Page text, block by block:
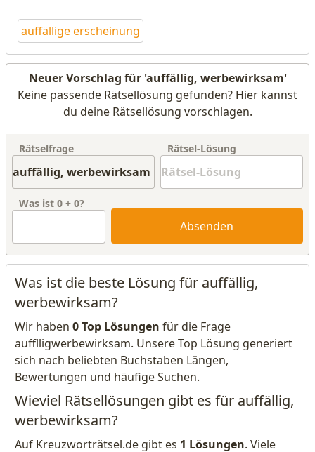
auffällige erscheinung
Neuer Vorschlag für 'auffällig, werbewirksam'
Keine passende Rätsellösung gefunden? Hier kannst
du deine Rätsellösung vorschlagen.
Rätselfrage Rätsel-Lösung
Was ist 0 + 0?
Absenden
Was ist die beste Lösung für auffällig,
werbewirksam?
Wir haben 0 Top Lösungen für die Frage
aufflligwerbewirksam. Unsere Top Lösung generiert
sich nach beliebten Buchstaben Längen,
Bewertungen und häufige Suchen.
Wieviel Rätsellösungen gibt es für auffällig,
werbewirksam?
Auf Kreuzworträtsel.de gibt es 1 Lösungen. Viele